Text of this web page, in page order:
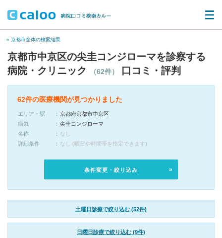
« 京都市全体の検索結果
京都市中京区の尖圭コンジローマを診察する
病院・クリニック
（62件） 口コミ・評判
62件の医療機関が見つかりました
エリア・駅
京都府京都市中京区
病気
尖圭コンジローマ
名称
なし
詳細条件
なし (曜日や時間帯を指定できます)
条件変更・絞り込み
土曜日診療で絞り込む (52件)
日曜日診療で絞り込む (9件)